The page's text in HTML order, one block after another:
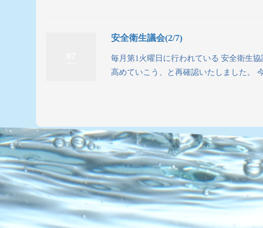
安全衛生議会(2/7)
毎月第1火曜日に行われている 安全衛生
高めていこう、と再確認いたしました。